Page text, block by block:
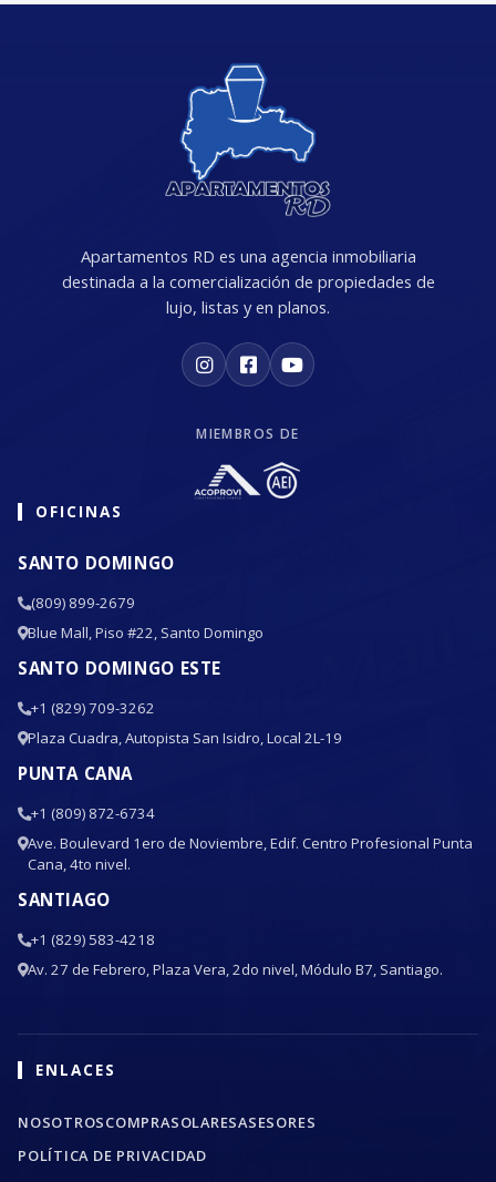
Apartamentos RD es una agencia inmobiliaria
destinada a la comercialización de propiedades de
lujo, listas y en planos.
MIEMBROS DE
OFICINAS
SANTO DOMINGO
(809) 899-2679
Blue Mall, Piso #22, Santo Domingo
SANTO DOMINGO ESTE
+1 (829) 709-3262
Plaza Cuadra, Autopista San Isidro, Local 2L-19
PUNTA CANA
+1 (809) 872-6734
Ave. Boulevard 1ero de Noviembre, Edif. Centro Profesional Punta
Cana, 4to nivel.
SANTIAGO
+1 (829) 583-4218
Av. 27 de Febrero, Plaza Vera, 2do nivel, Módulo B7, Santiago.
ENLACES
NOSOTROSCOMPRASOLARESASESORES
POLÍTICA DE PRIVACIDAD